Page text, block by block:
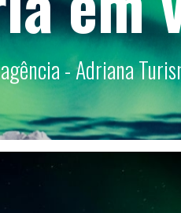
- Adriana